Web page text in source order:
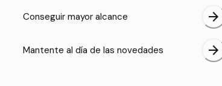
Conseguir mayor alcance arrow_forward
Mantente al día de las novedades arrow_forward